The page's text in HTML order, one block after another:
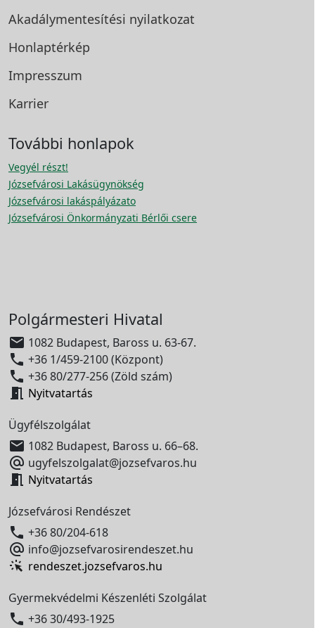
Akadálymentesítési nyilatkozat
Honlaptérkép
Impresszum
Karrier
További honlapok
Vegyél részt!
Józsefvárosi Lakásügynökség
Józsefvárosi lakáspályázato
Józsefvárosi Önkormányzati Bérlői csere
Polgármesteri Hivatal
 1082 Budapest, Baross u. 63-67.
 +36 1/459-2100 (Központ)
 +36 80/277-256 (Zöld szám)
 Nyitvatartás
Ügyfélszolgálat
 1082 Budapest, Baross u. 66–68.
 ugyfelszolgalat@jozsefvaros.hu
 Nyitvatartás
Józsefvárosi Rendészet
 +36 80/204-618
 info@jozsefvarosirendeszet.hu
rendeszet.jozsefvaros.hu
Gyermekvédelmi Készenléti Szolgálat
 +36 30/493-1925